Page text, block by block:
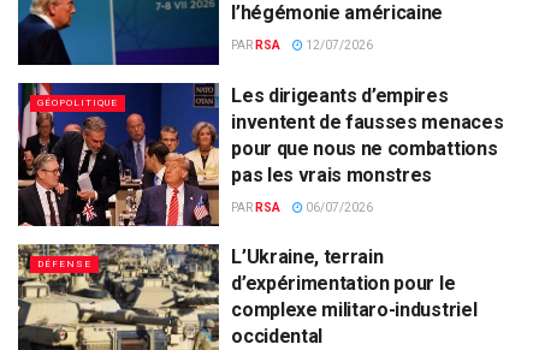
l’hégémonie américaine
PAR RSA 12/07/2026
GÉOPOLITIQUE
Les dirigeants d’empires
inventent de fausses menaces
pour que nous ne combattions
pas les vrais monstres
PAR RSA 06/07/2026
DÉFENSE
L’Ukraine, terrain
d’expérimentation pour le
complexe militaro-industriel
occidental